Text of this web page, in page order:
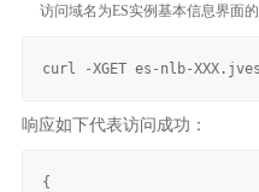
访问域名为ES实例基本信息界面的
响应如下代表访问成功：
{